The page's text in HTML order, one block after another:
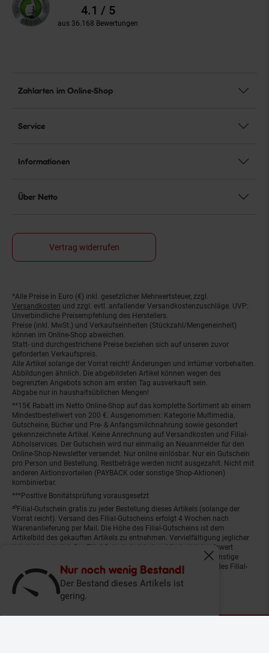
Nur noch wenig Bestand!
Der Bestand dieses Artikels ist
gering.
Fenster
Bewertungen4.1 / 5
aus 36.168 Bewertungen
Zahlarten im Online-Shop
Service
Informationen
Über Netto
Vertrag widerrufen
Fußnoten
*Alle Preise in Euro (€) inkl. gesetzlicher Mehrwertsteuer, zzgl.
Versandkosten und zzgl. evtl. anfallender Versandkostenzuschläge. UVP:
Unverbindliche Preisempfehlung des Herstellers.
Preise (inkl. MwSt.) und Verkaufseinheiten (Stückzahl/Mengeneinheit)
können im Online-Shop abweichen.
Statt- und durchgestrichene Preise beziehen sich auf unseren zuvor
geforderten Verkaufspreis.
Alle Artikel solange der Vorrat reicht! Änderungen und Irrtümer vorbehalten.
Abbildungen ähnlich. Die abgebildeten Artikel können wegen des
begrenzten Angebots schon am ersten Tag ausverkauft sein.
Abgabe nur in haushaltsüblichen Mengen!
**15€ Rabatt im Netto Online-Shop auf das komplette Sortiment ab einem
Mindestbestellwert von 200 €. Ausgenommen: Kategorie Multimedia,
Gutscheine, Bücher und Pre- & Anfangsmilchnahrung sowie gesondert
gekennzeichnete Artikel. Keine Anrechnung auf Versandkosten und Filial-
Abholservices. Der Gutschein wird nur einmalig an Neuanmelder für den
Online-Shop-Newsletter versendet. Nur online einlösbar. Nur ein Gutschein
pro Person und Bestellung. Restbeträge werden nicht ausgezahlt. Nicht mit
anderen Aktionsvorteilen (PAYBACK oder sonstige Shop-Aktionen)
kombinierbar.
***Positive Bonitätsprüfung vorausgesetzt
²⁰Filial-Gutschein gratis zu jeder Bestellung dieses Artikels (solange der
Vorrat reicht). Versand des Filial-Gutscheins erfolgt 4 Wochen nach
Warenanlieferung per Mail. Die Höhe des Filial-Gutscheins ist dem
Artikelbild des gekauften Artikels zu entnehmen. Vervielfältigung jeglicher
Art nicht gestattet. Der Filial-Gutschein ist ohne Mindesteinkaufswert
einlösbar. Nicht mit anderen Aktionsvorteilen (PAYBACK oder sonstige
Shop-Aktionen) kombinierbar. Der jeweilige Gültigkeitszeitraum des Filial-
Gutscheins ist darauf vermerkt.